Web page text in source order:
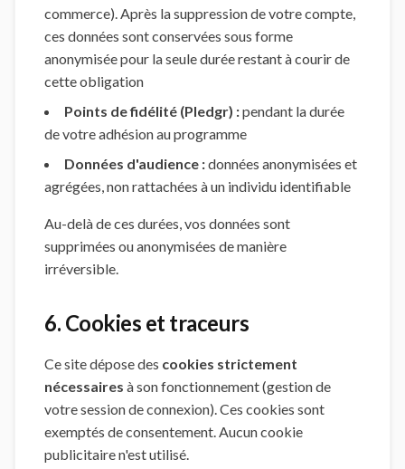
commerce). Après la suppression de votre compte,
ces données sont conservées sous forme
anonymisée pour la seule durée restant à courir de
cette obligation
Points de fidélité (Pledgr) :pendant la durée
de votre adhésion au programme
Données d'audience :données anonymisées et
agrégées, non rattachées à un individu identifiable
Au-delà de ces durées, vos données sont
supprimées ou anonymisées de manière
irréversible.
6. Cookies et traceurs
Ce site dépose des cookies strictement
nécessaires à son fonctionnement (gestion de
votre session de connexion). Ces cookies sont
exemptés de consentement. Aucun cookie
publicitaire n'est utilisé.